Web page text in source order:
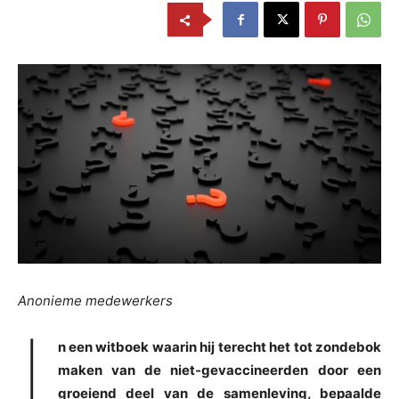
Anonieme medewerkers
n een witboek waarin hij terecht het tot zondebok
maken van de niet-gevaccineerden door een
groeiend deel van de samenleving, bepaalde